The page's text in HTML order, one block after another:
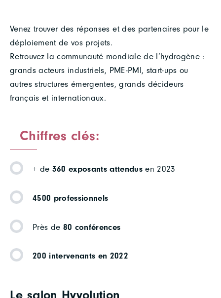
Venez trouver des réponses et des partenaires pour le
déploiement de vos projets.
Retrouvez la communauté mondiale de l’hydrogène :
grands acteurs industriels, PME-PMI, start-ups ou
autres structures émergentes, grands décideurs
français et internationaux.
Chiffres clés:
+ de 360 exposants attendusen 2023
4500 professionnels
Près de 80 conférences
200 intervenants en 2022
Le salon Hyvolution